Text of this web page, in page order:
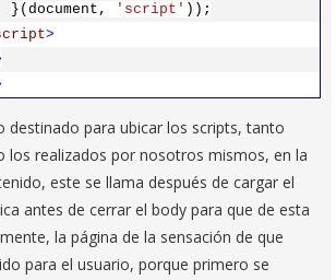
}(document,
'script' ));
>
destinado para ubicar los scripts, tanto
los realizados por nosotros mismos, en la
este se llama después de cargar el
antes de cerrar el body para que de esta
la página de la sensación de que
para el usuario, porque primero se